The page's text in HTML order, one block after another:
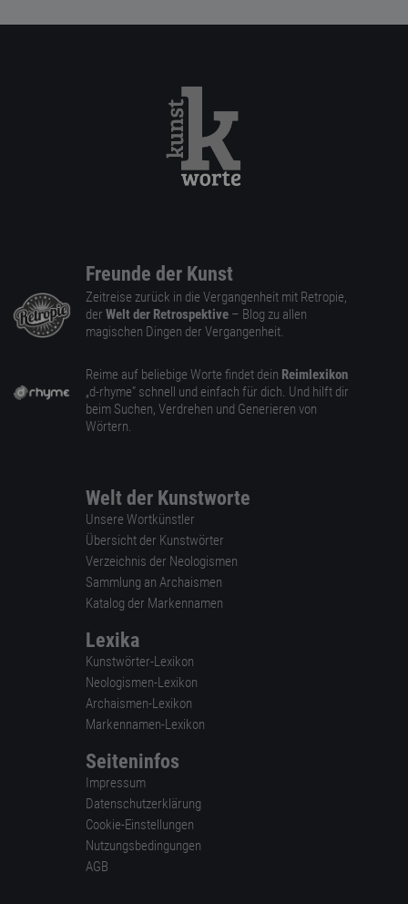
Freunde der Kunst
Zeitreise zurück in die Vergangenheit mit Retropie,
der Welt der Retrospektive – Blog zu allen
magischen Dingen der Vergangenheit.
Reime auf beliebige Worte findet dein Reimlexikon
„d-rhyme” schnell und einfach für dich. Und hilft dir
beim Suchen, Verdrehen und Generieren von
Wörtern.
Welt der Kunstworte
Unsere Wortkünstler
Übersicht der Kunstwörter
Verzeichnis der Neologismen
Sammlung an Archaismen
Katalog der Markennamen
Lexika
Kunstwörter-Lexikon
Neologismen-Lexikon
Archaismen-Lexikon
Markennamen-Lexikon
Seiteninfos
Impressum
Datenschutzerklärung
Cookie-Einstellungen
Nutzungsbedingungen
AGB